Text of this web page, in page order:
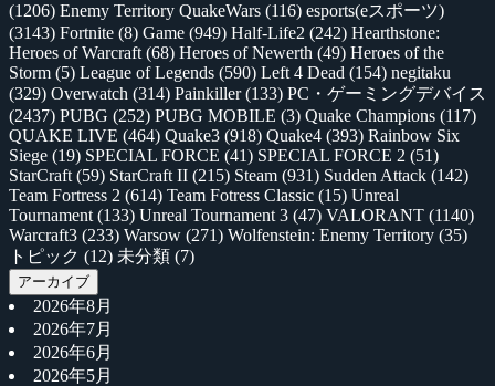
(1206) Enemy Territory QuakeWars (116) esports(eスポーツ)
(3143) Fortnite (8) Game (949) Half-Life2 (242) Hearthstone:
Heroes of Warcraft (68) Heroes of Newerth (49) Heroes of the
Storm (5) League of Legends (590) Left 4 Dead (154) negitaku
(329) Overwatch (314) Painkiller(133) PC・ゲーミングデバイス
(2437) PUBG (252) PUBG MOBILE (3) Quake Champions (117)
QUAKE LIVE (464) Quake3 (918) Quake4 (393) Rainbow Six
Siege (19) SPECIAL FORCE (41) SPECIAL FORCE 2 (51)
StarCraft (59) StarCraft II (215) Steam (931) Sudden Attack (142)
Team Fortress 2 (614) Team Fotress Classic (15) Unreal
Tournament (133) Unreal Tournament 3 (47) VALORANT (1140)
Warcraft3 (233) Warsow (271) Wolfenstein: Enemy Territory (35)
トピック (12) 未分類 (7)
アーカイブ
2026年8月
2026年7月
2026年6月
2026年5月